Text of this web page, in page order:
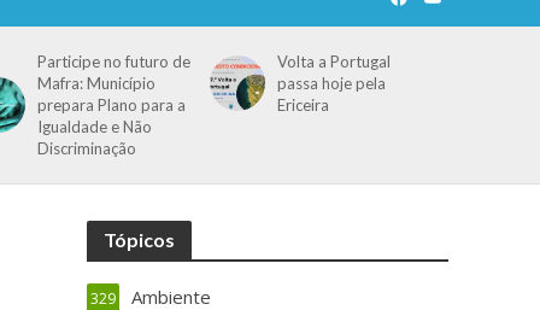
Participe no futuro de
Mafra: Município
prepara Plano para a
Igualdade e Não
Discriminação
Volta a Portugal
passa hoje pela
Ericeira
Tópicos
Ambiente
329